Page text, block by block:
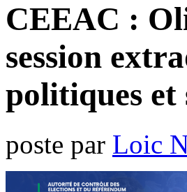
CEEAC :
session
politiques
poste par Loic